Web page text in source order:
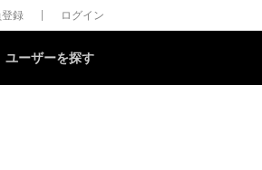
録 ログイン
ユーザーを探す